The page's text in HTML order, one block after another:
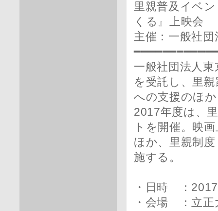
里親普及イベ
くる』上映会
主催：一般社
一般社団法人
を受託し、里親
への支援のほ
2017年度は、
トを開催。映
ほか、里親制
施する。
・日時 ：
・会場 ：立